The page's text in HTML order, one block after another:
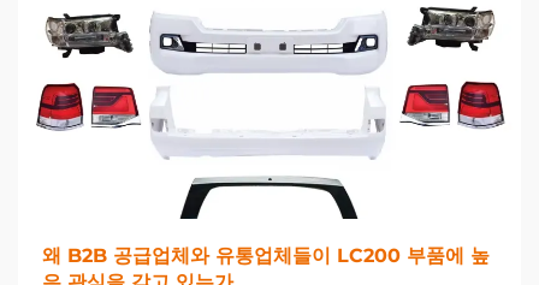
왜 B2B 공급업체와 유통업체들이 LC200 부품에 높